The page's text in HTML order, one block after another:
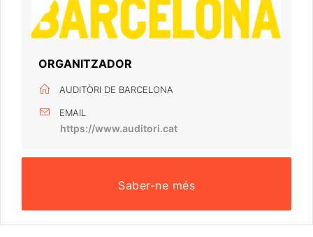
ORGANITZADOR
AUDITÒRI DE BARCELONA
EMAIL
https://www.auditori.cat
Saber-ne més